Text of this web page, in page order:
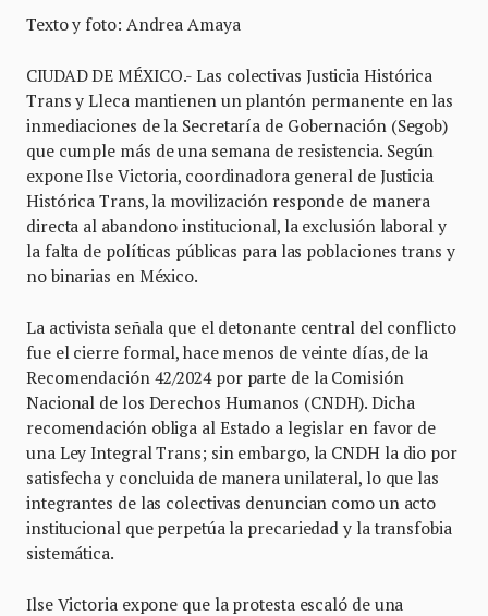
Texto y foto: Andrea Amaya
CIUDAD DE MÉXICO.- Las colectivas Justicia Histórica
Trans y Lleca mantienen un plantón permanente en las
inmediaciones de la Secretaría de Gobernación (Segob)
que cumple más de una semana de resistencia. Según
expone Ilse Victoria, coordinadora general de Justicia
Histórica Trans, la movilización responde de manera
directa al abandono institucional, la exclusión laboral y
la falta de políticas públicas para las poblaciones trans y
no binarias en México.
La activista señala que el detonante central del conflicto
fue el cierre formal, hace menos de veinte días, de la
Recomendación 42/2024 por parte de la Comisión
Nacional de los Derechos Humanos (CNDH). Dicha
recomendación obliga al Estado a legislar en favor de
una Ley Integral Trans; sin embargo, la CNDH la dio por
satisfecha y concluida de manera unilateral, lo que las
integrantes de las colectivas denuncian como un acto
institucional que perpetúa la precariedad y la transfobia
sistemática.
Ilse Victoria expone que la protesta escaló de una